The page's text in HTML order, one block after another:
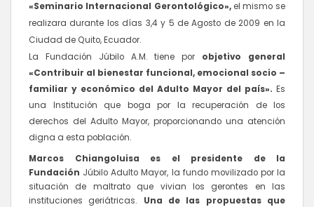
«Seminario Internacional Gerontológico»,el mismo se
realizara durante los días 3,4 y 5 de Agosto de 2009 en la
Ciudad de Quito, Ecuador.
La Fundación Júbilo A.M. tiene por objetivo general
«Contribuir al bienestar funcional, emocional socio –
familiar y económico del Adulto Mayor del país». Es
una Institución que boga por la recuperación de los
derechos del Adulto Mayor, proporcionando una atención
digna a esta población.
Marcos Chiangoluisa es el presidente de la
Fundación Júbilo Adulto Mayor, la fundo movilizado por la
situación de maltrato que vivian los gerontes en las
instituciones geriátricas. Una de las propuestas que